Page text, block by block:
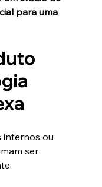
para uma
internos ou
ser